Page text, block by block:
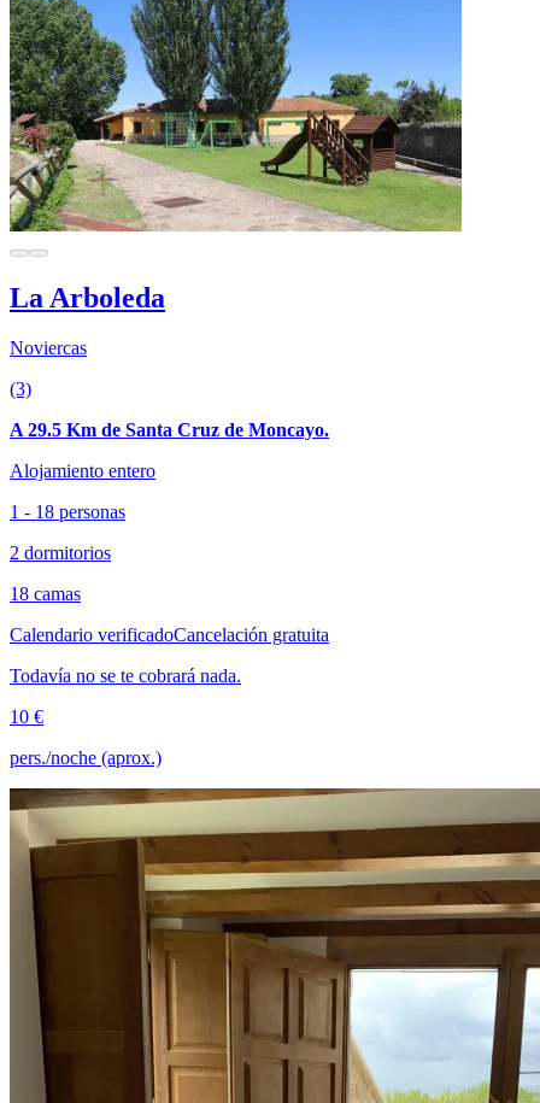
La Arboleda
Noviercas
(3)
A 29.5 Km de Santa Cruz de Moncayo.
Alojamiento entero
1 - 18 personas
2 dormitorios
18 camas
Calendario verificadoCancelación gratuita
Todavía no se te cobrará nada.
10 €
pers./noche (aprox.)